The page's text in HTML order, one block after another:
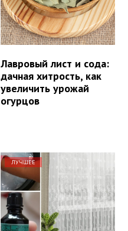
Лавровый лист и сода:
дачная хитрость, как
увеличить урожай
огурцов
ЛУЧШЕЕ